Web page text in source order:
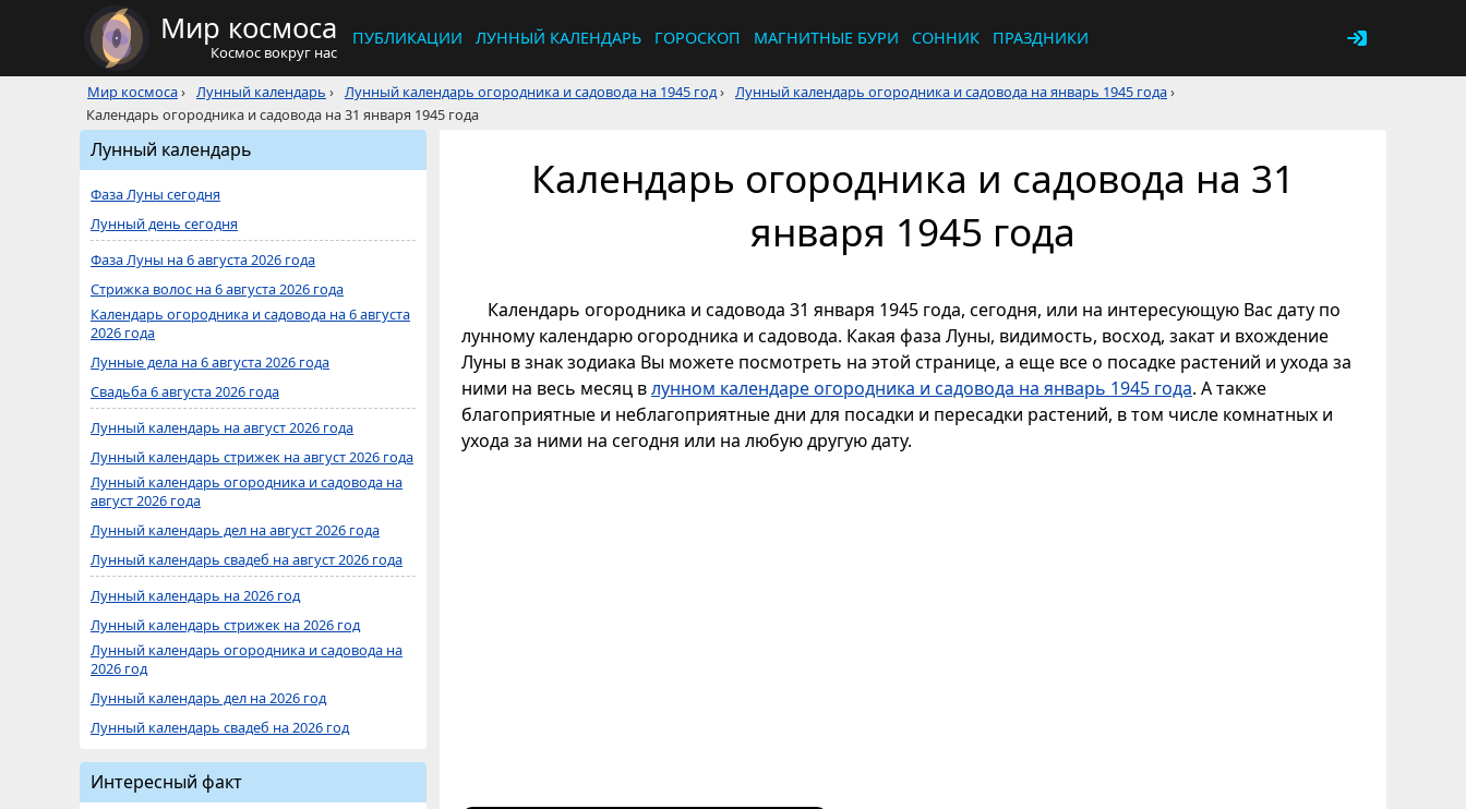
Мир космоса
Космос вокруг нас
ПУБЛИКАЦИИ ЛУННЫЙ КАЛЕНДАРЬ ГОРОСКОП МАГНИТНЫЕ БУРИ СОННИК ПРАЗДНИКИ
Мир космоса› Лунный календарь › Лунный календарь огородника и садовода на 1945 год› Лунный календарь огородника и садовода на январь 1945 года›
Календарь огородника и садовода на 31 января 1945 года
Календарь огородника и садовода на 31
января 1945 года
Календарь огородника и садовода 31 января 1945 года, сегодня, или на интересующую Вас дату по
лунному календарю огородника и садовода. Какая фаза Луны, видимость, восход, закат и вхождение
Луны в знак зодиака Вы можете посмотреть на этой странице, а еще все о посадке растений и ухода за
ними на весь месяц влунном календаре огородника и садовода на январь 1945 года. А также
благоприятные и неблагоприятные дни для посадки и пересадки растений, в том числе комнатных и
ухода за ними на сегодня или на любую другую дату.
Лунный календарь
Фаза Луны сегодня
Лунный день сегодня
Фаза Луны на 6 августа 2026 года
Стрижка волос на 6 августа 2026 года
Календарь огородника и садовода на 6 августа
2026 года
Лунные дела на 6 августа 2026 года
Свадьба 6 августа 2026 года
Лунный календарь на август 2026 года
Лунный календарь стрижек на август 2026 года
Лунный календарь огородника и садовода на
август 2026 года
Лунный календарь дел на август 2026 года
Лунный календарь свадеб на август 2026 года
Лунный календарь на 2026 год
Лунный календарь стрижек на 2026 год
Лунный календарь огородника и садовода на
2026 год
Лунный календарь дел на 2026 год
Лунный календарь свадеб на 2026 год
Интересный факт